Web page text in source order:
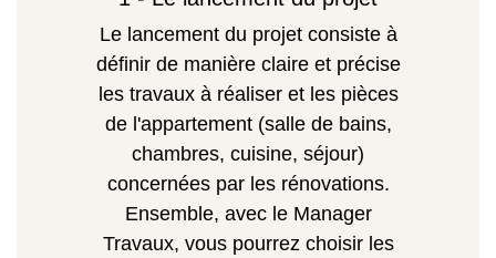
Le lancement du projet consiste à
définir de manière claire et précise
les travaux à réaliser et les pièces
de l'appartement (salle de bains,
chambres, cuisine, séjour)
concernées par les rénovations.
Ensemble, avec le Manager
Travaux, vous pourrez choisir les